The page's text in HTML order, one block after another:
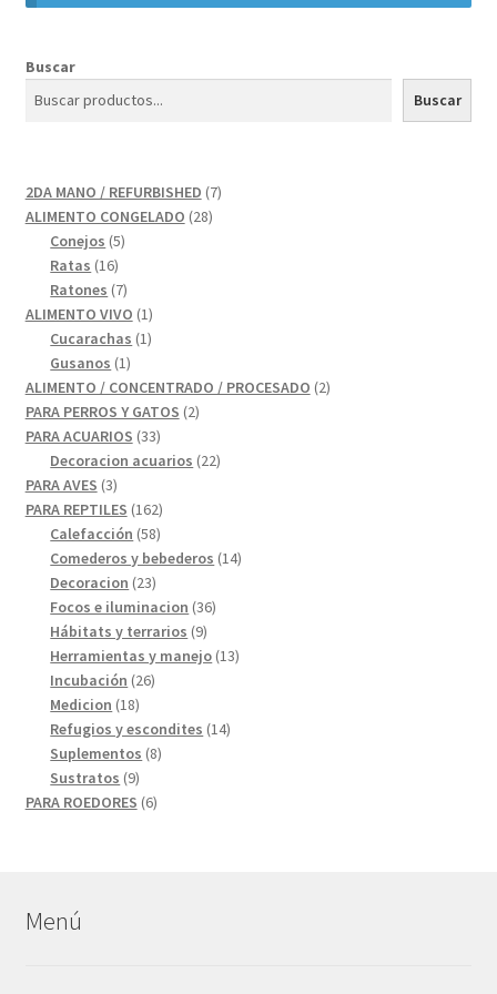
Buscar
Buscar
2DA MANO / REFURBISHED 77
ALIMENTO CONGELADO 2828
Conejos 55
Ratas 1616
productos
Ratones 77
productos
ALIMENTO VIVO 11
producto
Cucarachas 11
Gusanos 11
producto
ALIMENTO / CONCENTRADO / PROCESADO 22
PARA PERROS Y GATOS 22
PARA ACUARIOS 3333
productos
Decoracion acuarios 2222
PARA AVES 33
productos
PARA REPTILES 162162
productos
Calefacción 5858
productos
Comederos y bebederos 1414
Decoracion 2323
productos
Focos e iluminacion 3636
Hábitats y terrarios 99
productos
Herramientas y manejo 1313
Incubación 2626
Medicion 1818
productos
Refugios y escondites 1414
Suplementos 88
Sustratos 99
productos
PARA ROEDORES 66
Menú